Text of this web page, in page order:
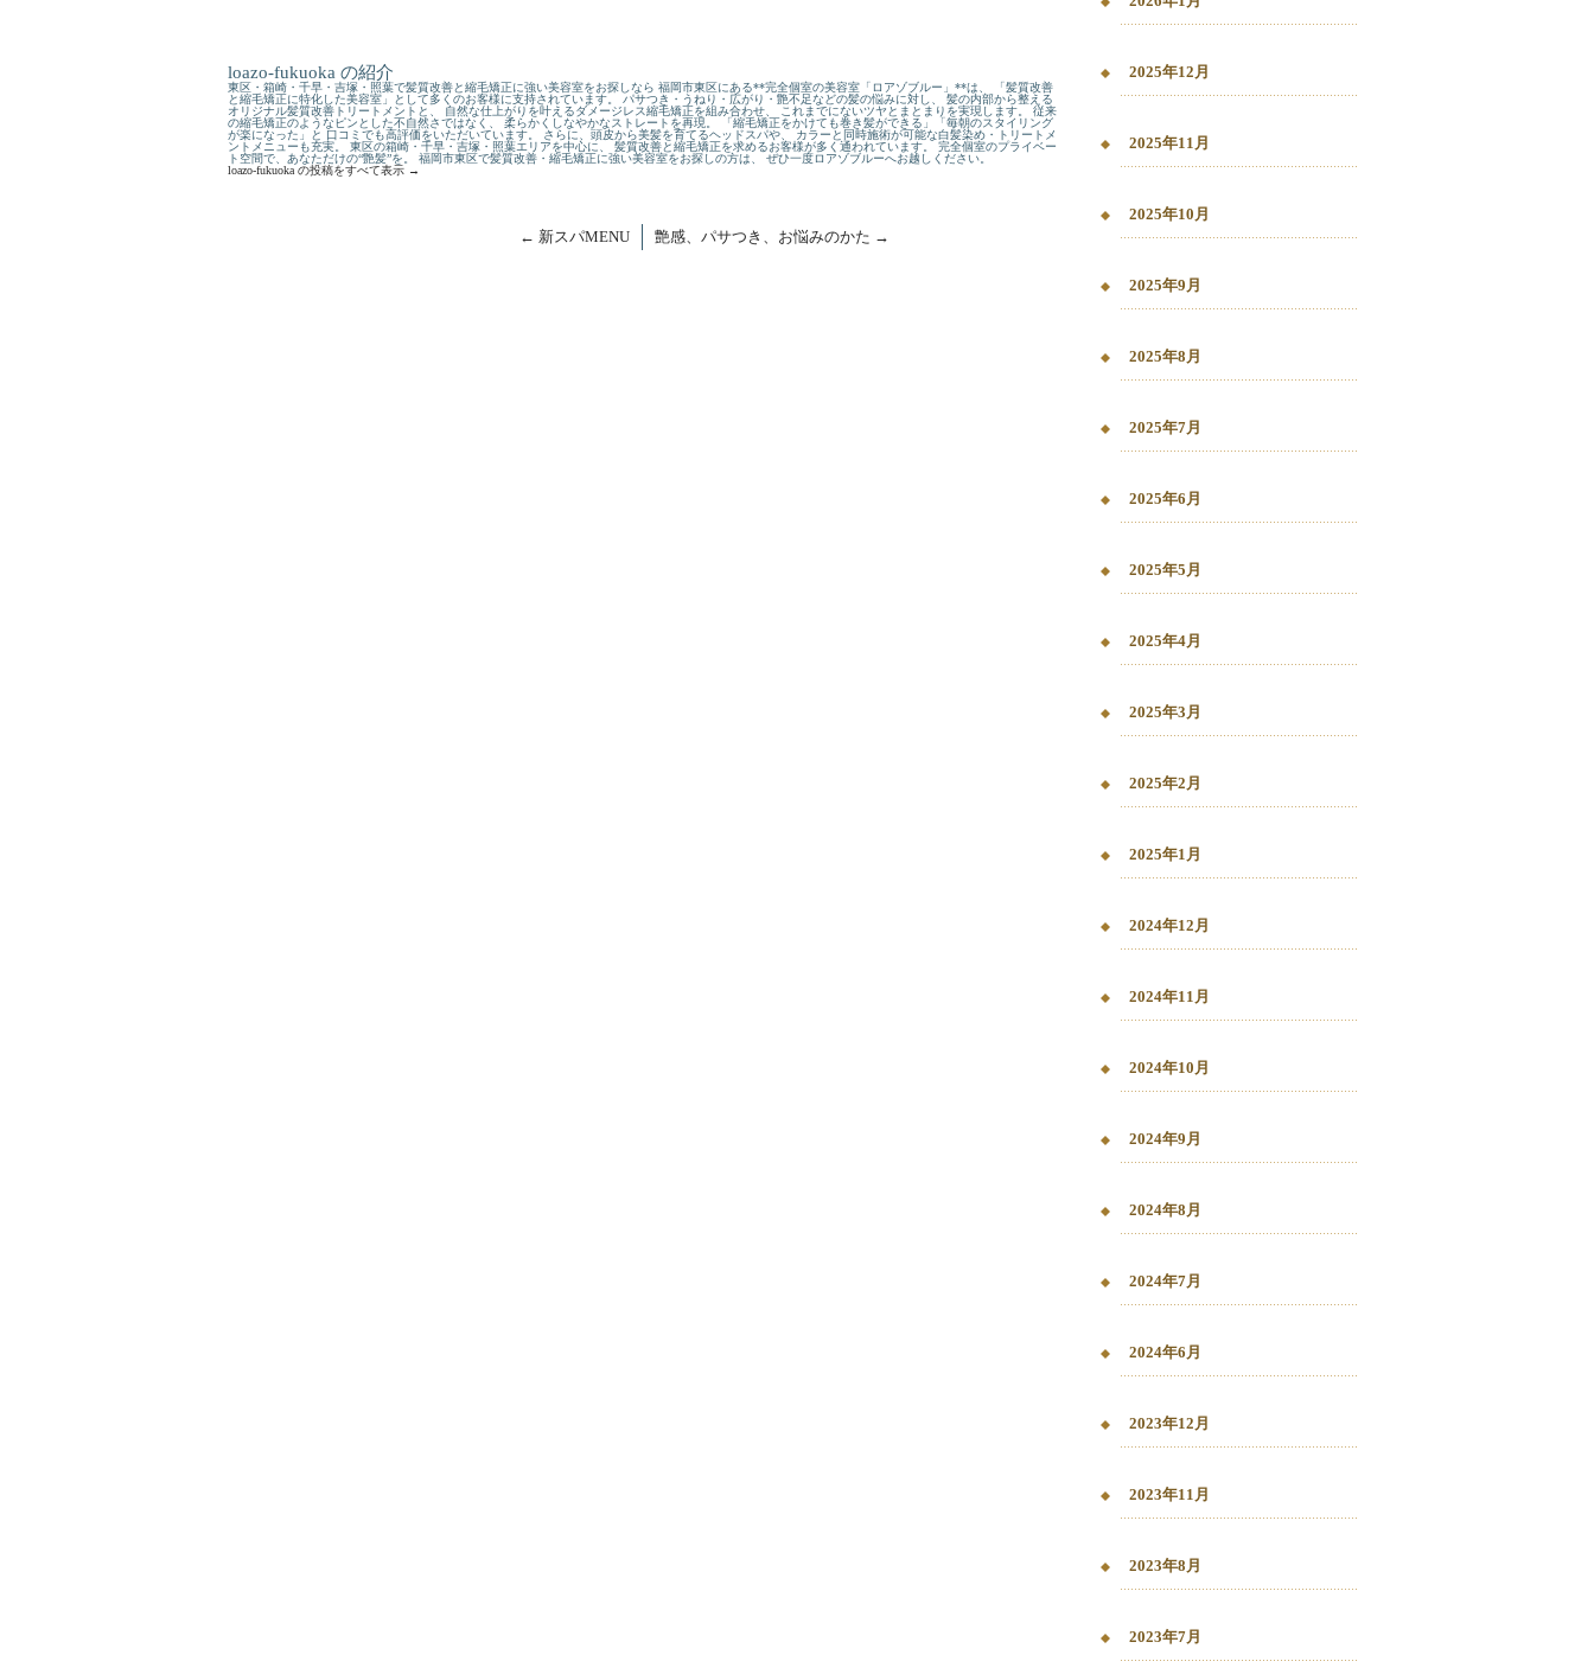
loazo-fukuoka の紹介
東区・箱崎・千早・吉塚・照葉で髪質改善と縮毛矯正に強い美容室をお探しなら 福岡市東区にある**完全個室の美容室「ロアゾブルー」**は、 「髪質改善
と縮毛矯正に特化した美容室」として多くのお客様に支持されています。 パサつき・うねり・広がり・艶不足などの髪の悩みに対し、 髪の内部から整える
オリジナル髪質改善トリートメントと、 自然な仕上がりを叶えるダメージレス縮毛矯正を組み合わせ、 これまでにないツヤとまとまりを実現します。 従来
の縮毛矯正のようなピンとした不自然さではなく、 柔らかくしなやかなストレートを再現。 「縮毛矯正をかけても巻き髪ができる」「毎朝のスタイリング
が楽になった」と 口コミでも高評価をいただいています。 さらに、頭皮から美髪を育てるヘッドスパや、 カラーと同時施術が可能な白髪染め・トリートメ
ントメニューも充実。 東区の箱崎・千早・吉塚・照葉エリアを中心に、 髪質改善と縮毛矯正を求めるお客様が多く通われています。 完全個室のプライベー
ト空間で、あなただけの“艶髪”を。 福岡市東区で髪質改善・縮毛矯正に強い美容室をお探しの方は、 ぜひ一度ロアゾブルーへお越しください。
loazo-fukuoka の投稿をすべて表示 →
← 新スパMENU 艶感、パサつき、お悩みのかた →
2025年12月
2025年11月
2025年10月
2025年9月
2025年8月
2025年7月
2025年6月
2025年5月
2025年4月
2025年3月
2025年2月
2025年1月
2024年12月
2024年11月
2024年10月
2024年9月
2024年8月
2024年7月
2024年6月
2023年12月
2023年11月
2023年8月
2023年7月